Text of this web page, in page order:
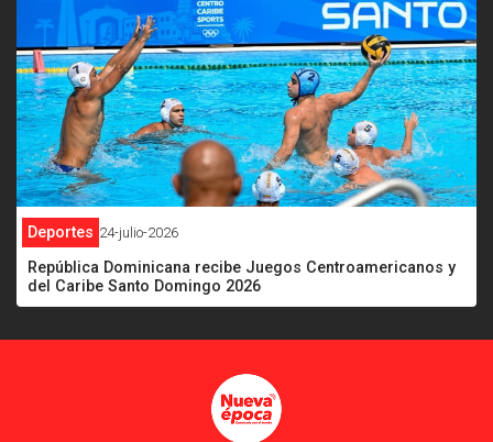
Deportes 24-julio-2026
República Dominicana recibe Juegos Centroamericanos y
del Caribe Santo Domingo 2026